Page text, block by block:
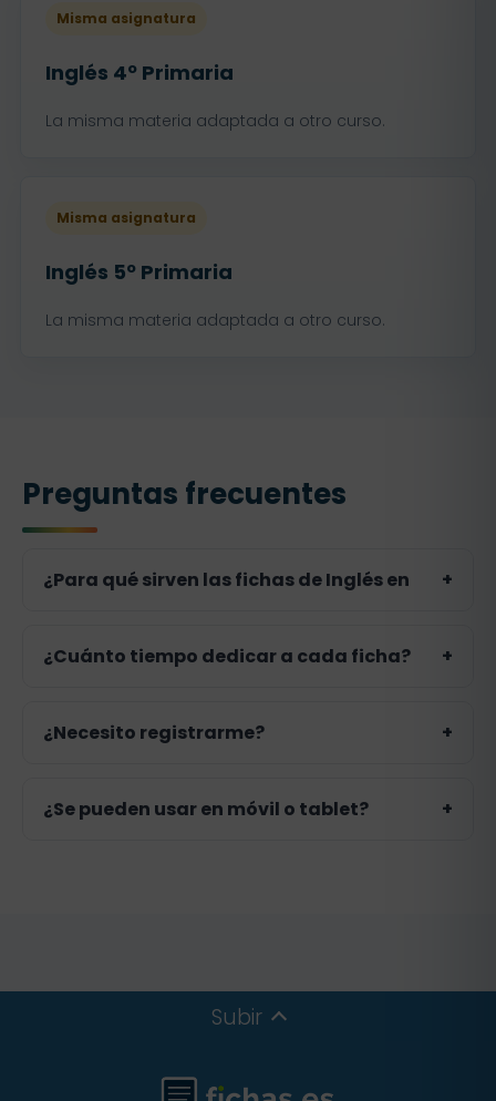
Misma asignatura
Inglés 4º Primaria
La misma materia adaptada a otro curso.
Misma asignatura
Inglés 5º Primaria
La misma materia adaptada a otro curso.
Preguntas frecuentes
¿Para qué sirven las fichas de Inglés en +
Sirven para repasar y consolidar
¿Cuánto tiempo dedicar a cada ficha? +
Recomendamos sesiones de 10 a 15
¿Necesito registrarme? +
No. El acceso es gratuito y sin registro.
¿Se pueden usar en móvil o tablet? +
Subir